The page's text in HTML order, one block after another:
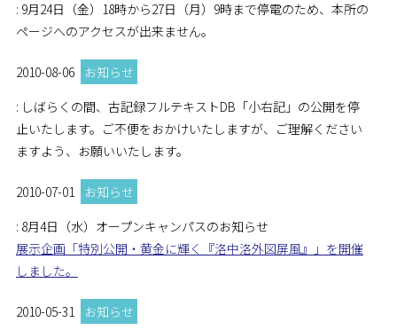
: 9月24日（金）18時から27日（月）9時まで停電のため、本所の
ページへのアクセスが出来ません。
2010-08-06
お知らせ
: しばらくの間、古記録フルテキストDB「小右記」の公開を停
止いたします。ご不便をおかけいたしますが、ご理解ください
ますよう、お願いいたします。
2010-07-01
お知らせ
: 8月4日（水）オープンキャンパスのお知らせ
展示企画「特別公開・黄金に輝く『洛中洛外図屏風』」を開催
しました。
2010-05-31
お知らせ